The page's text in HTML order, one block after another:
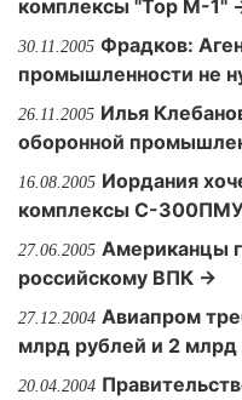
комплексы "Тор М-1"
30.11.2005 Фрадков:
промышленности не
26.11.2005 Илья
оборонной
16.08.2005 Иордания
комплексы С-
27.06.2005 Американцы
российскому ВПК →
27.12.2004 Авиапром
млрд рублей и 2
20.04.2004